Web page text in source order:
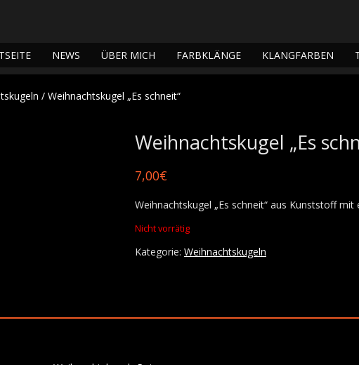
NEWS ÜBER MICH FARBKLÄNGE KLANGFARBEN
/ Weihnachtskugel „Es schneit“
Weihnachtskugel „Es
7,00€
Weihnachtskugel „Es schneit“ aus Kunststoff
Nicht vorrätig
Kategorie: Weihnachtskugeln